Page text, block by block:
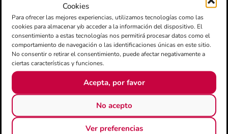
Cookies
Para ofrecer las mejores experiencias, utilizamos tecnologías como las
cookies para almacenar y/o acceder a la información del dispositivo. El
consentimiento a estas tecnologías nos permitirá procesar datos como el
comportamiento de navegación o las identificaciones únicas en este sitio.
No consentir o retirar el consentimiento, puede afectar negativamente a
ciertas características y funciones.
Acepta, por favor
No acepto
Ver preferencias
COMPARTIR ESTE EVENTO